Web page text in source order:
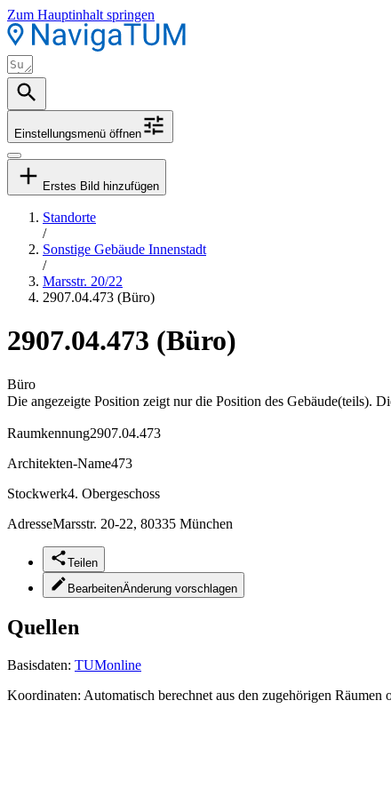
Zum Hauptinhalt springen
Einstellungsmenü öffnen
Erstes Bild hinzufügen
Standorte
/
Sonstige Gebäude Innenstadt
/
Marsstr. 20/22
2907.04.473 (Büro)
2907.04.473 (Büro)
Büro
Die angezeigte Position zeigt nur die Position des Gebäude(teils).
Raumkennung2907.04.473
Architekten-Name473
Stockwerk4. Obergeschoss
AdresseMarsstr. 20-22, 80335 München
Teilen
BearbeitenÄnderung vorschlagen
Quellen
Basisdaten: TUMonline
Koordinaten: Automatisch berechnet aus den zugehörigen Räumen